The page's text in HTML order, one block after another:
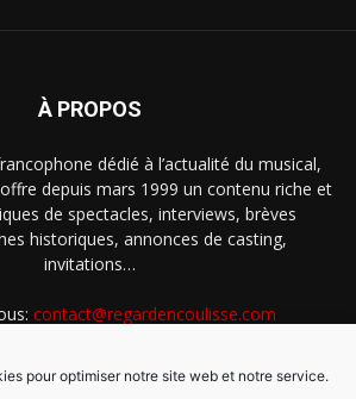
pour optimiser notre site web et notre service.
À PROPOS
dédié à l’actualité du musical,
depuis mars 1999 un contenu riche et
de spectacles, interviews, brèves
historiques, annonces de casting,
invitations…
contact@regardencoulisse.com